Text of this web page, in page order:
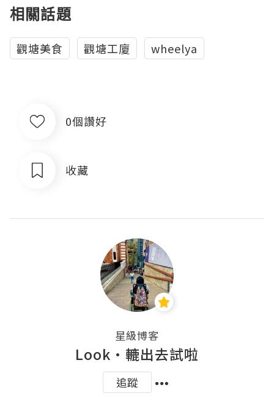
相關話題
觀塘美食 觀塘工廈 wheelya
0個讚好
收藏
星級博客
Look•轆出去試啦
追蹤